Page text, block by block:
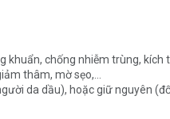
khuẩn, chống nhiễm trùng, kích
thâm, mờ sẹo,…
da dầu), hoặc giữ nguyên